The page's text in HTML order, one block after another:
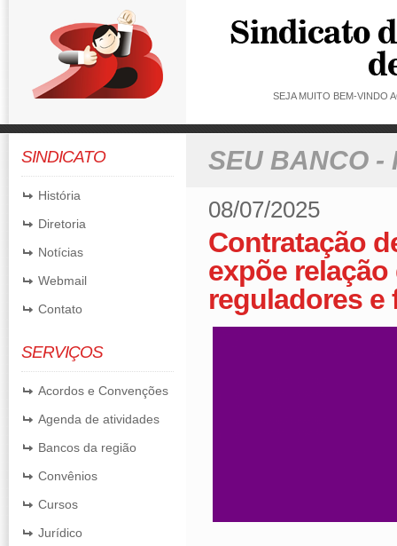
SEJA MUITO BEM-
SINDICATO
História
Diretoria
Notícias
Webmail
Contato
SERVIÇOS
Acordos e Convenções
Agenda de atividades
Bancos da região
Convênios
Cursos
Jurídico
SEU BANCO -
08/07/2025
Contratação
expõe
reguladores e